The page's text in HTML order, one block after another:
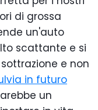
di grossa
un'auto
scattante e si
e non
in futuro
arebbe un